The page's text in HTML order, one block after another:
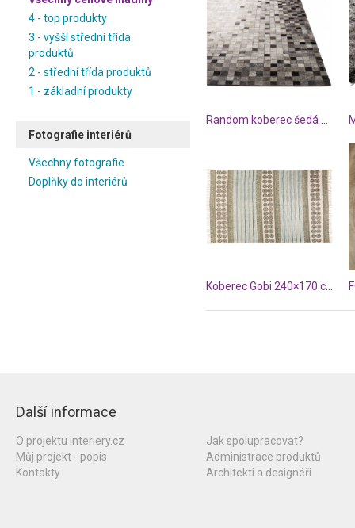
4 - top produkty
3 - vyšší střední třída
produktů
2 - střední třída produktů
1 - základní produkty
Fotografie interiérů
Všechny fotografie
Doplňky do interiérů
Další informace
O projektu interiery.cz
Můj projekt - popis
Kontakty
Jak spolupracovat?
Administrace produktů
Architekti a designéři